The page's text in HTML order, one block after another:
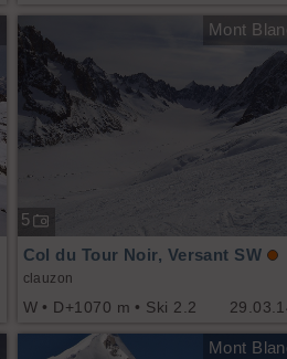
Mont
5
Col du Tour Noir, Versant SW
clauzon
W • D+1070 m • Ski 2.2
Mont